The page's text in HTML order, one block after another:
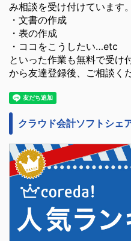
み相談を受け付けています。
・文書の作成
・表の作成
・ココをこうしたい…etc
といった作業も無料で受け
から友達登録後、ご相談く
クラウド会計ソフトシェ